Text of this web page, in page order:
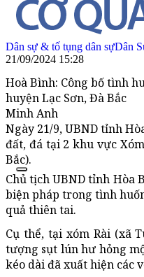
Dân sự & tố tụng dân sựDân
21/09/2024 15:28
Hoà Bình: Công bố tình
huyện Lạc Sơn, Đà Bắc
Minh Anh
Ngày 21/9, UBND tỉnh
đất, đá tại 2 khu vực
Bắc).
Chủ tịch UBND tỉnh Hòa
biện pháp trong tình
quả thiên tai.
Cụ thể, tại xóm Rài (xã
tượng sụt lún hư hỏng
kéo dài đã xuất hiện các